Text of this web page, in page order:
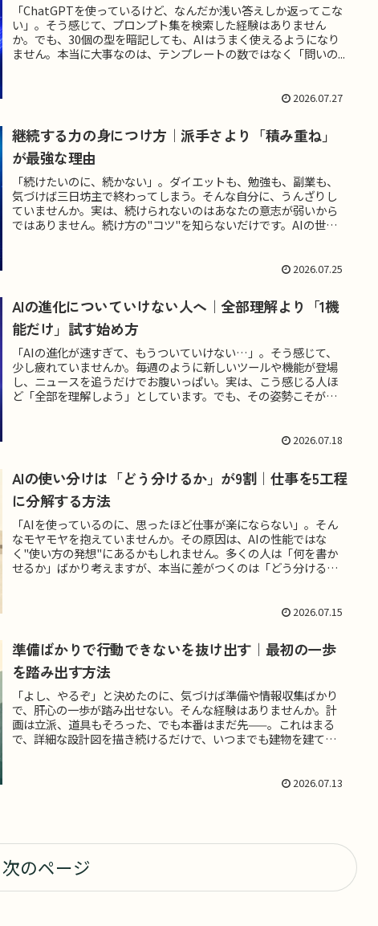
「ChatGPTを使っているけど、なんだか浅い答えしか返ってこな
い」。そう感じて、プロンプト集を検索した経験はありません
か。でも、30個の型を暗記しても、AIはうまく使えるようになり
ません。本当に大事なのは、テンプレートの数ではなく「問いの...
2026.07.27
継続する力の身につけ方｜派手さより「積み重ね」
が最強な理由
「続けたいのに、続かない」。ダイエットも、勉強も、副業も、
気づけば三日坊主で終わってしまう。そんな自分に、うんざりし
ていませんか。実は、続けられないのはあなたの意志が弱いから
ではありません。続け方の"コツ"を知らないだけです。AIの世界
2026.07.25
AIの進化についていけない人へ｜全部理解より「1機
能だけ」試す始め方
「AIの進化が速すぎて、もうついていけない…」。そう感じて、
少し疲れていませんか。毎週のように新しいツールや機能が登場
し、ニュースを追うだけでお腹いっぱい。実は、こう感じる人ほ
ど「全部を理解しよう」としています。でも、その姿勢こそが、
2026.07.18
AIの使い分けは「どう分けるか」が9割｜仕事を5工程
に分解する方法
「AIを使っているのに、思ったほど仕事が楽にならない」。そん
なモヤモヤを抱えていませんか。その原因は、AIの性能ではな
く"使い方の発想"にあるかもしれません。多くの人は「何を書か
せるか」ばかり考えますが、本当に差がつくのは「どう分ける
2026.07.15
準備ばかりで行動できないを抜け出す｜最初の一歩
を踏み出す方法
「よし、やるぞ」と決めたのに、気づけば準備や情報収集ばかり
で、肝心の一歩が踏み出せない。そんな経験はありませんか。計
画は立派、道具もそろった、でも本番はまだ先——。これはまる
で、詳細な設計図を描き続けるだけで、いつまでも建物を建てな
2026.07.13
次のページ